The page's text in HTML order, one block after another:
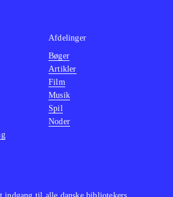
Afdelinger
Bøger
Artikler
Film
Musik
Spil
Noder